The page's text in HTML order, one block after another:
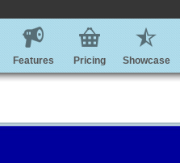
Features Pricing Showcase